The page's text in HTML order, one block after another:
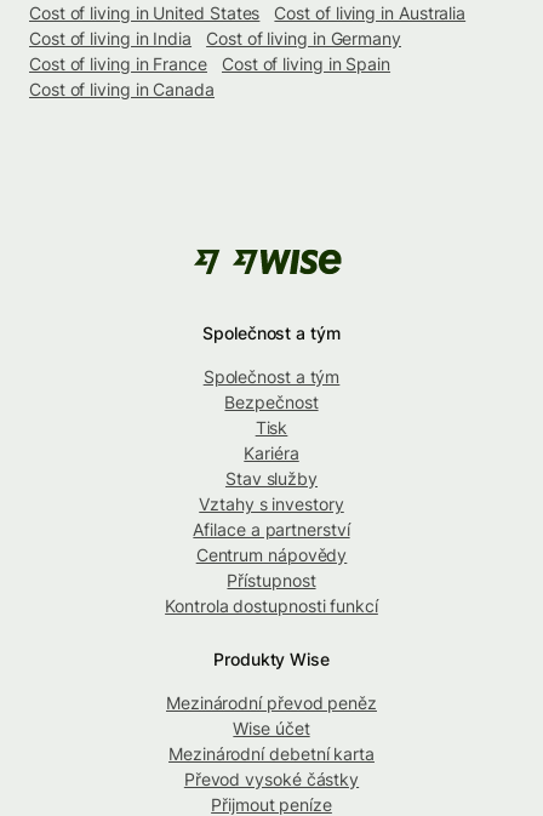
Cost of living in United States
Cost of living in Australia
Cost of living in India
Cost of living in Germany
Cost of living in France
Cost of living in Spain
Cost of living in Canada
Společnost a tým
Společnost a tým
Bezpečnost
Tisk
Kariéra
Stav služby
Vztahy s investory
Afilace a partnerství
Centrum nápovědy
Přístupnost
Kontrola dostupnosti funkcí
Produkty Wise
Mezinárodní převod peněz
Wise účet
Mezinárodní debetní karta
Převod vysoké částky
Přijmout peníze